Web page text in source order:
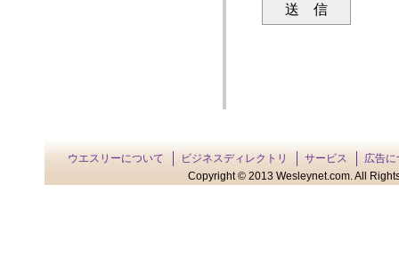
ウエスリーについて ビジネスディレクトリ サービス
広告に
Copyright © 2013 Wesleynet.com. All